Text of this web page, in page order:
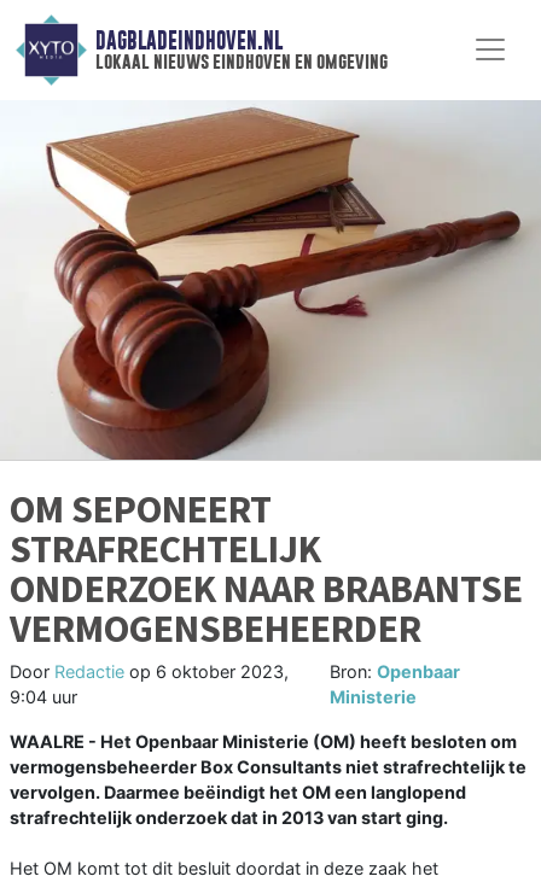
DAGBLADEINDHOVEN.NL
lokaal nieuws eindhoven en omgeving
OM SEPONEERT
STRAFRECHTELIJK
ONDERZOEK NAAR BRABANTSE
VERMOGENSBEHEERDER
Door Redactie op 6 oktober 2023,
9:04 uur
Bron:Openbaar
Ministerie
WAALRE - Het Openbaar Ministerie (OM) heeft besloten om
vermogensbeheerder Box Consultants niet strafrechtelijk te
vervolgen. Daarmee beëindigt het OM een langlopend
strafrechtelijk onderzoek dat in 2013 van start ging.
Het OM komt tot dit besluit doordat in deze zaak het